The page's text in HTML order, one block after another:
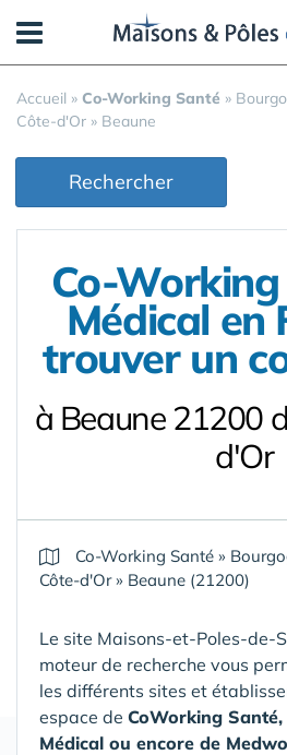
Accueil » Co-Working Santé »
Côte-d'Or » Beaune
Rechercher
Co-
Médical en
trouver un
à Beaune 21200
d'Or
Co-Working Santé »
Côte-d'Or» Beaune (21200)
Le site Maisons-et-Poles-de-
moteur de recherche vous
les différents sites et
espace de CoWorking Santé,
Médical ou encore de
Panneau de gestion des cookies